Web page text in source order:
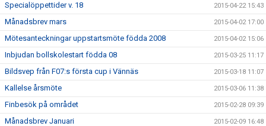
Specialöppettider v. 18 2015-04-22 15:43
Månadsbrev mars 2015-04-02 17:00
Mötesanteckningar uppstartsmöte födda 2008 2015-04-02 15:06
Inbjudan bollskolestart födda 08 2015-03-25 11:17
Bildsvep från F07:s första cup i Vännäs 2015-03-18 11:07
Kallelse årsmöte 2015-03-06 11:38
Finbesök på området 2015-02-28 09:39
Månadsbrev Januari 2015-02-09 16:48